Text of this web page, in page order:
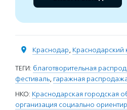
Краснодар, Краснодарский
ТЕГИ: благотворительная
фестиваль, гаражная
НКО: Краснодарская городская
организация социально